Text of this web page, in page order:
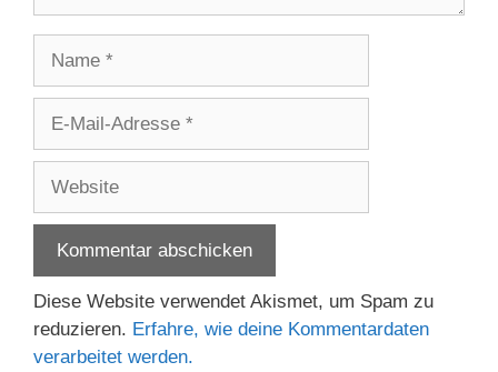
Adresse
Diese Website verwendet Akismet, um Spam zu
reduzieren. Erfahre, wie deine Kommentardaten
verarbeitet werden.